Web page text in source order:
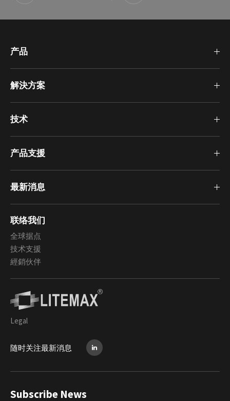
产品
解決方案
技术
产品支援
最新消息
联络我们
全球据点
技术支援
經銷伙伴
Legal
随时关注最新消息
Subscribe News